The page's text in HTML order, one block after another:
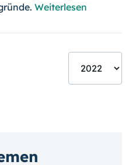
Weiterlesen